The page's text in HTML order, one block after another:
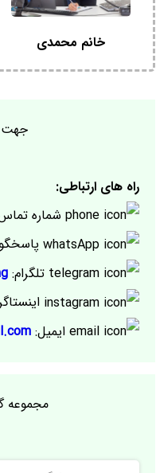
خانم محمدی
جهت
راه های ارتباطی:
شماره
تلگرام:
ایمیل:
مجموعه